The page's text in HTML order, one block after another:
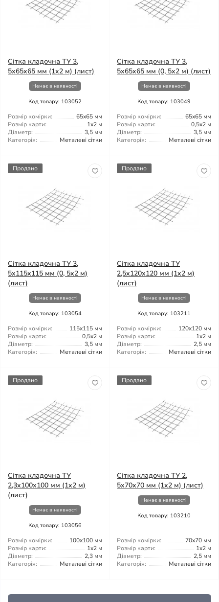
Сітка кладочна ТУ 3,
5x65x65 мм (1x2 м) (лист)
Немає в наявності
Код товару: 103052
Розмір комірки:
65x65 мм
Розмір карти:
1x2 м
Діаметр:
3,5 мм
Категорія:
Металеві сітки
Сітка кладочна ТУ 3,
5x65x65 мм (0, 5x2 м) (лист)
Немає в наявності
Код товару: 103049
Розмір комірки:
65x65 мм
Розмір карти:
0,5x2 м
Діаметр:
3,5 мм
Категорія:
Металеві сітки
Продано
Сітка кладочна ТУ 3,
5x115x115 мм (0, 5x2 м)
(лист)
Немає в наявності
Код товару: 103054
Розмір комірки:
115x115 мм
Розмір карти:
0,5x2 м
Діаметр:
3,5 мм
Категорія:
Металеві сітки
Продано
Сітка кладочна ТУ
2,5x120x120 мм (1x2 м)
(лист)
Немає в наявності
Код товару: 103211
Розмір комірки:
120x120 мм
Розмір карти:
1x2 м
Діаметр:
2,5 мм
Категорія:
Металеві сітки
Продано
Сітка кладочна ТУ
2,3x100x100 мм (1x2 м)
(лист)
Немає в наявності
Код товару: 103056
Розмір комірки:
100x100 мм
Розмір карти:
1x2 м
Діаметр:
2,3 мм
Категорія:
Металеві сітки
Продано
Сітка кладочна ТУ 2,
5x70x70 мм (1x2 м) (лист)
Немає в наявності
Код товару: 103210
Розмір комірки:
70x70 мм
Розмір карти:
1x2 м
Діаметр:
2,5 мм
Категорія:
Металеві сітки